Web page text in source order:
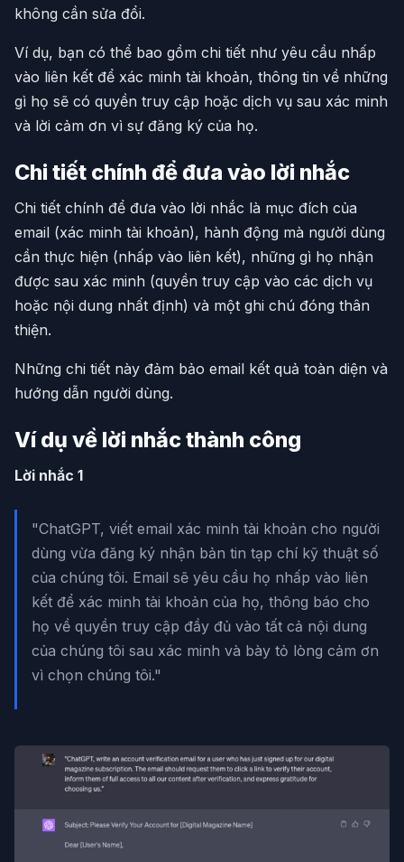
không cần sửa đổi.
Ví dụ, bạn có thể bao gồm chi tiết như yêu cầu nhấp
vào liên kết để xác minh tài khoản, thông tin về những
gì họ sẽ có quyền truy cập hoặc dịch vụ sau xác minh
và lời cảm ơn vì sự đăng ký của họ.
Chi tiết chính để đưa vào lời nhắc
Chi tiết chính để đưa vào lời nhắc là mục đích của
email (xác minh tài khoản), hành động mà người dùng
cần thực hiện (nhấp vào liên kết), những gì họ nhận
được sau xác minh (quyền truy cập vào các dịch vụ
hoặc nội dung nhất định) và một ghi chú đóng thân
thiện.
Những chi tiết này đảm bảo email kết quả toàn diện và
hướng dẫn người dùng.
Ví dụ về lời nhắc thành công
Lời nhắc 1
"ChatGPT, viết email xác minh tài khoản cho người
dùng vừa đăng ký nhận bản tin tạp chí kỹ thuật số
của chúng tôi. Email sẽ yêu cầu họ nhấp vào liên
kết để xác minh tài khoản của họ, thông báo cho
họ về quyền truy cập đầy đủ vào tất cả nội dung
của chúng tôi sau xác minh và bày tỏ lòng cảm ơn
vì chọn chúng tôi."